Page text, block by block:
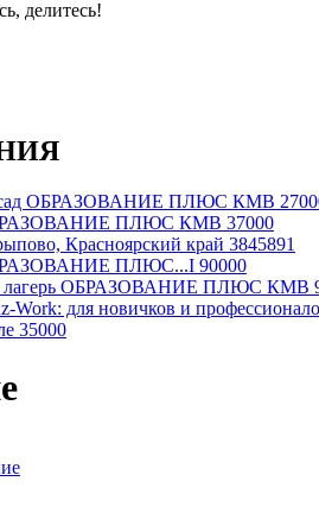
делитесь!
сад ОБРАЗОВАНИЕ ПЛЮС КМВ
ПЛЮС КМВ 37000
Красноярский край 3845891
ПЛЮС...I 90000
лагерь ОБРАЗОВАНИЕ ПЛЮС КМВ
Work: для новичков и
35000